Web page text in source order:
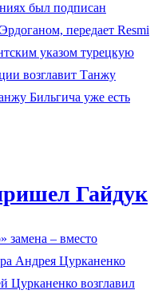
был подписан
передает Resmi
указом турецкую
возглавит Танжу
Бильгича уже есть
Гайдук
замена – вместо
Андрея Цурканенко
Цурканенко возглавил